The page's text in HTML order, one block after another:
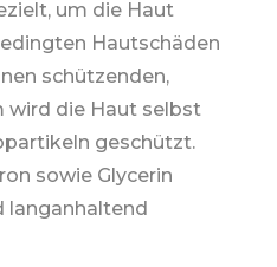
um die Haut
Hautschäden
schützenden,
wird die Haut selbst
geschützt.
sowie Glycerin
langanhaltend